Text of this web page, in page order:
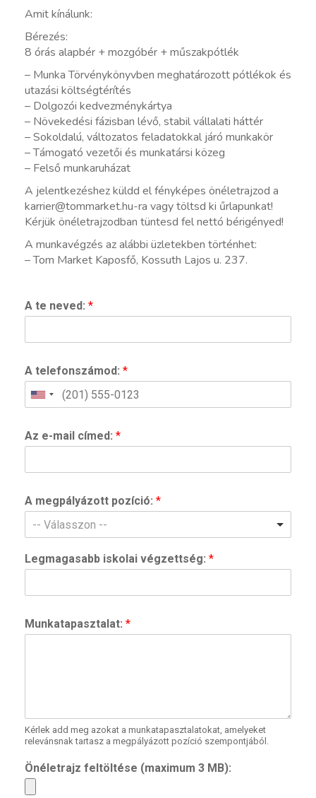
Amit kínálunk:
Bérezés:
8 órás alapbér + mozgóbér + műszakpótlék
– Munka Törvénykönyvben meghatározott pótlékok és
utazási költségtérítés
– Dolgozói kedvezménykártya
– Növekedési fázisban lévő, stabil vállalati háttér
– Sokoldalú, változatos feladatokkal járó munkakör
– Támogató vezetői és munkatársi közeg
– Felső munkaruházat
A jelentkezéshez küldd el fényképes önéletrajzod a
karrier@tommarket.hu-ra vagy töltsd ki űrlapunkat!
Kérjük önéletrajzodban tüntesd fel nettó bérigényed!
A munkavégzés az alábbi üzletekben történhet:
– Tom Market Kaposfő, Kossuth Lajos u. 237.
A te neved: *
A telefonszámod: *
Az e-mail címed: *
A megpályázott pozíció: *
-- Válasszon --
Legmagasabb iskolai végzettség: *
Munkatapasztalat: *
Kérlek add meg azokat a munkatapasztalatokat, amelyeket
relevánsnak tartasz a megpályázott pozíció szempontjából.
Önéletrajz feltöltése (maximum 3 MB):